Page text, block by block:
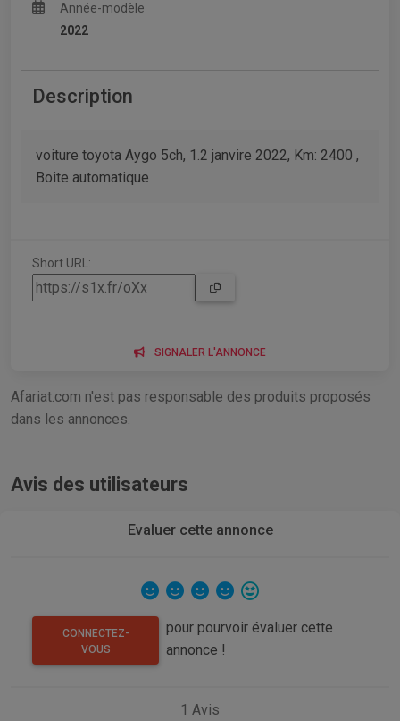
Année-modèle
2022
Description
voiture toyota Aygo 5ch, 1.2 janvire 2022, Km: 2400 ,
Boite automatique
Short URL:
SIGNALER L'ANNONCE
Afariat.com n'est pas responsable des produits proposés
dans les annonces.
Avis des utilisateurs
Evaluer cette annonce
CONNECTEZ-
VOUS
pour pourvoir évaluer cette
annonce !
1 Avis